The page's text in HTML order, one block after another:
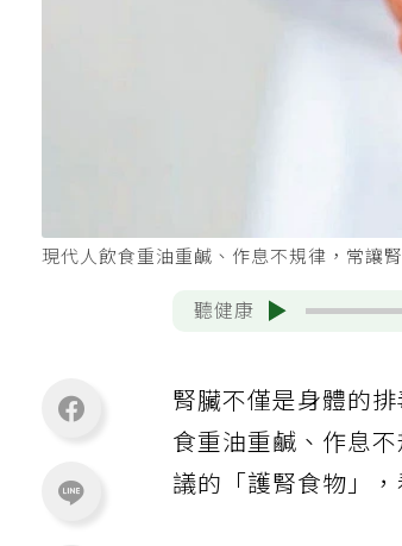
現代人飲食重油重鹹、作息不規律，常讓
聽健康
腎臟不僅是身體的
食重油重鹹、作息
議的「護腎食物」